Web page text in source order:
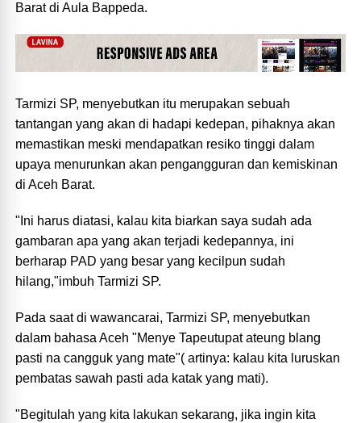
Barat di Aula Bappeda.
Tarmizi SP, menyebutkan itu merupakan sebuah
tantangan yang akan di hadapi kedepan, pihaknya akan
memastikan meski mendapatkan resiko tinggi dalam
upaya menurunkan akan pengangguran dan kemiskinan
di Aceh Barat.
"Ini harus diatasi, kalau kita biarkan saya sudah ada
gambaran apa yang akan terjadi kedepannya, ini
berharap PAD yang besar yang kecilpun sudah
hilang,"imbuh Tarmizi SP.
Pada saat di wawancarai, Tarmizi SP, menyebutkan
dalam bahasa Aceh "Menye Tapeutupat ateung blang
pasti na cangguk yang mate"( artinya: kalau kita luruskan
pembatas sawah pasti ada katak yang mati).
"Begitulah yang kita lakukan sekarang, jika ingin kita